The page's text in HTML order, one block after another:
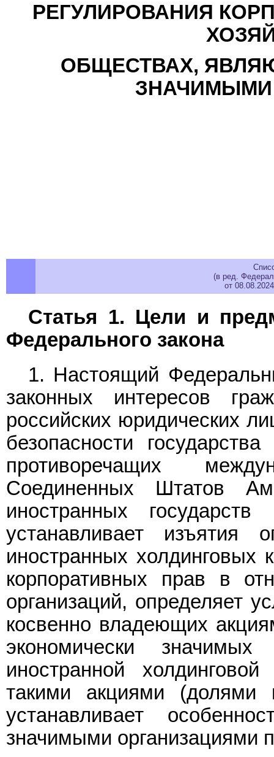
РЕГУЛИРОВАНИЯ
ОБЩЕСТВАХ,
(в ред.
от
Статья 1. Цели и
Федерального закона
1. Настоящий
законных интересов
российских юридических
безопасности
противоречащих
Соединенных Штатов
иностранных
устанавливает изъятия
иностранных холдинговых
корпоративных прав в
организаций, определяет
косвенно владеющих
экономически значимых
иностранной
такими акциями (долями
устанавливает
значимыми организациями